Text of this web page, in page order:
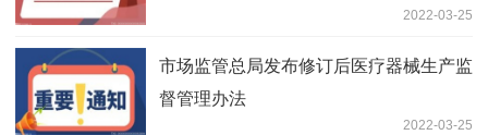
2022-03-25
市场监管总局发布修订后医疗器械生产监
督管理办法
2022-03-25